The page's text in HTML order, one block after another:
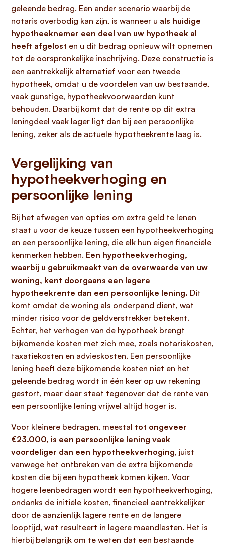
geleende bedrag. Een ander scenario waarbij de
notaris overbodig kan zijn, is wanneer u als huidige
hypotheeknemer een deel van uw hypotheek al
heeft afgelost en u dit bedrag opnieuw wilt opnemen
tot de oorspronkelijke inschrijving. Deze constructie is
een aantrekkelijk alternatief voor een tweede
hypotheek, omdat u de voordelen van uw bestaande,
vaak gunstige, hypotheekvoorwaarden kunt
behouden. Daarbij komt dat de rente op dit extra
leningdeel vaak lager ligt dan bij een persoonlijke
lening, zeker als de actuele hypotheekrente laag is.
Vergelijking van
hypotheekverhoging en
persoonlijke lening
Bij het afwegen van opties om extra geld te lenen
staat u voor de keuze tussen een hypotheekverhoging
en een persoonlijke lening, die elk hun eigen financiële
kenmerken hebben. Een hypotheekverhoging,
waarbij u gebruikmaakt van de overwaarde van uw
woning, kent doorgaans een lagere
hypotheekrente dan een persoonlijke lening. Dit
komt omdat de woning als onderpand dient, wat
minder risico voor de geldverstrekker betekent.
Echter, het verhogen van de hypotheek brengt
bijkomende kosten met zich mee, zoals notariskosten,
taxatiekosten en advieskosten. Een persoonlijke
lening heeft deze bijkomende kosten niet en het
geleende bedrag wordt in één keer op uw rekening
gestort, maar daar staat tegenover dat de rente van
een persoonlijke lening vrijwel altijd hoger is.
Voor kleinere bedragen, meestal tot ongeveer
€23.000, is een persoonlijke lening vaak
voordeliger dan een hypotheekverhoging, juist
vanwege het ontbreken van de extra bijkomende
kosten die bij een hypotheek komen kijken. Voor
hogere leenbedragen wordt een hypotheekverhoging,
ondanks de initiële kosten, financieel aantrekkelijker
door de aanzienlijk lagere rente en de langere
looptijd, wat resulteert in lagere maandlasten. Het is
hierbij belangrijk om te weten dat een bestaande